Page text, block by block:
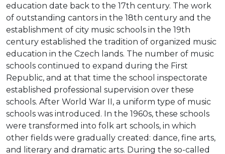
education date back to the 17th century. The work
of outstanding cantors in the 18th century and the
establishment of city music schools in the 19th
century established the tradition of organized music
education in the Czech lands. The number of music
schools continued to expand during the First
Republic, and at that time the school inspectorate
established professional supervision over these
schools. After World War II, a uniform type of music
schools was introduced. In the 1960s, these schools
were transformed into folk art schools, in which
other fields were gradually created: dance, fine arts,
and literary and dramatic arts. During the so-called